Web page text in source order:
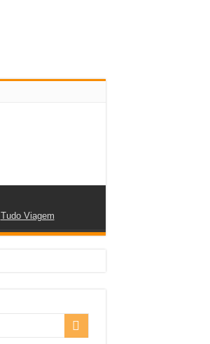
Tudo Viagem